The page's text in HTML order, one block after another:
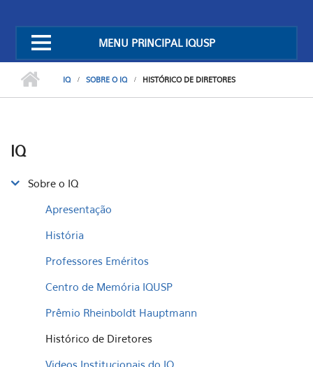
MENU PRINCIPAL IQUSP
IQ SOBRE O IQ HISTÓRICO DE DIRETORES
IQ
Sobre o IQ
Apresentação
História
Professores Eméritos
Centro de Memória IQUSP
Prêmio Rheinboldt Hauptmann
Histórico de Diretores
Videos Institucionais do IQ